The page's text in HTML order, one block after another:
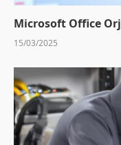
Microsoft Office
15/03/2025